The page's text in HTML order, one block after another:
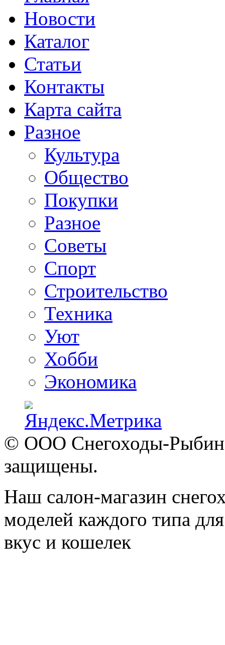
Новости
Каталог
Статьи
Контакты
Карта сайта
Разное
Культура
Общество
Покупки
Разное
Советы
Спорт
Строительство
Техника
Уют
Хобби
Экономика
© ООО Снегоходы-
защищены.
Наш салон-магазин
моделей каждого типа
вкус и кошелек